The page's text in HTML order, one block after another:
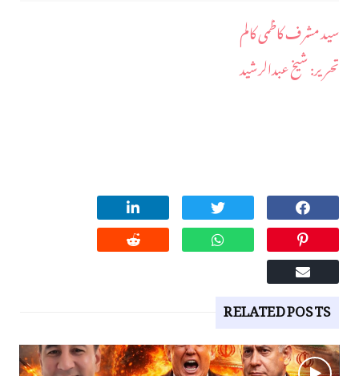
سید مشرف کاظمی کالم
​تحریر: شیخ عبدالرشید
RELATED POSTS